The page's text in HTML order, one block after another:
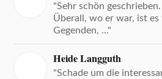
"Sehr schön
Überall, wo er war, ist
Gegenden, ..."
Heide Langguth
"Schade um die